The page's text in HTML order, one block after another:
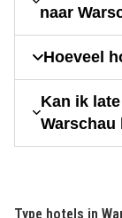
naar
Hoeveel
Kan ik
Warschau
Type hotels in